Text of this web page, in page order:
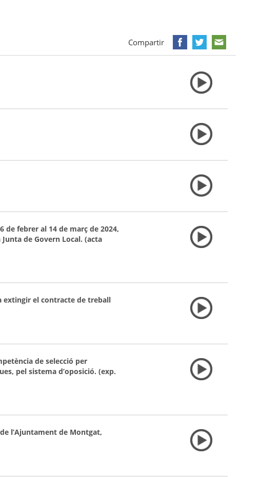
Compartir
de febrer al 14 de març de 2024,
de Govern Local. (acta
extingir el contracte de treball
de selecció per
pel sistema d’oposició. (exp.
l’Ajuntament de Montgat,